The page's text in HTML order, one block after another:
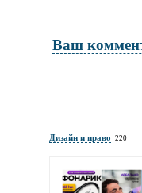
Ваш
Дизайн и право 220